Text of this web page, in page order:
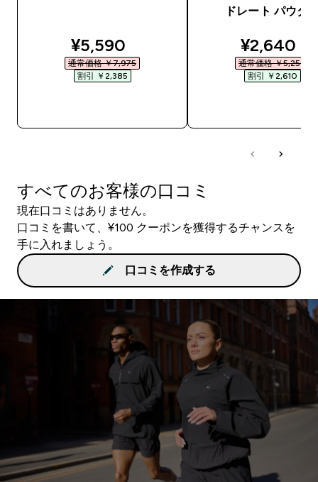
discounted price
¥5,590‎
通常価格 ￥7,975‎
割引 ￥2,385‎
ドレート パウダ
¥2,640‎
通常価格 ￥5,250‎
割引 ￥2,610‎
すべてのお客様の口コミ
現在口コミはありません。
口コミを書いて、¥100 クーポンを獲得するチャンスを
手に入れましょう。
口コミを作成する